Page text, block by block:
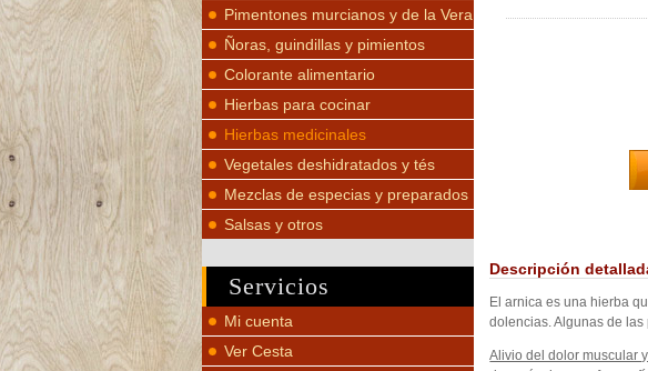
Pimentones murcianos y de la Vera
Ñoras, guindillas y pimientos
Colorante alimentario
Hierbas para cocinar
Hierbas medicinales
Vegetales deshidratados y tés
Mezclas de especias y preparados
Salsas y otros
Servicios
Mi cuenta
Ver Cesta
Descripción
El arnica es una hierba
dolencias. Algunas de
Alivio del dolor muscular